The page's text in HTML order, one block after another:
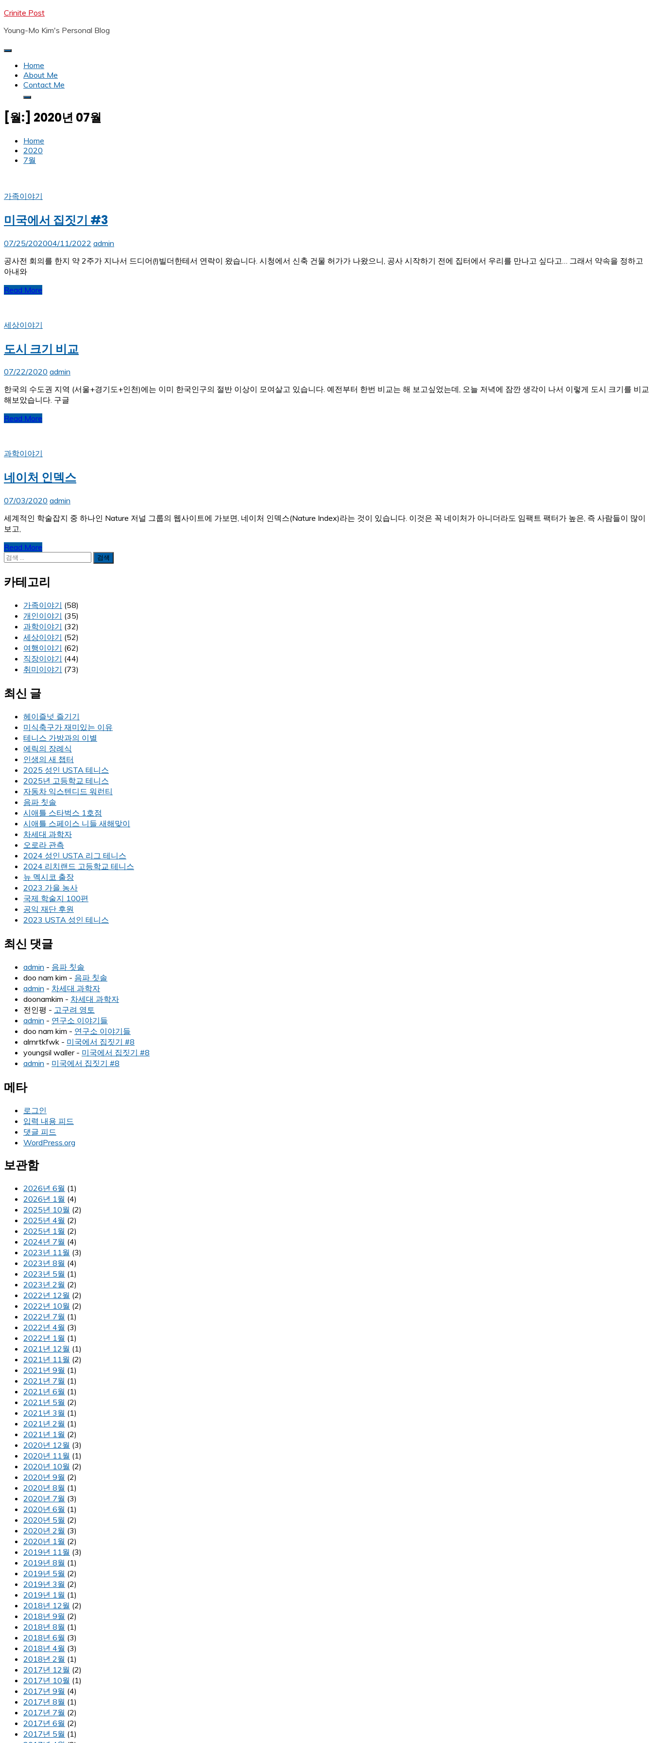
Skip
content
Crinite Post
Young-Mo Kim's Personal Blog
Home
About Me
Contact Me
[월:] 2020년 07월
Home
2020
7월
가족이야기
미국에서 집짓기 #3
07/25/202004/11/2022 admin
공사전 회의를 한지 약 2주가 지나서 드디어(!)빌더한테서 연락이 왔습니다. 시청에서 신축 건물 허가가 나왔으니, 공사 시작하기 전에 집터에서 우리를 만나고 싶다고… 그래서 약속을 정하고
아내와
Read More
세상이야기
도시 크기 비교
07/22/2020 admin
한국의 수도권 지역 (서울+경기도+인천)에는 이미 한국인구의 절반 이상이 모여살고 있습니다. 예전부터 한번 비교는 해 보고싶었는데, 오늘 저녁에 잠깐 생각이 나서 이렇게 도시 크기를 비교
해보았습니다. 구글
Read More
과학이야기
네이처 인덱스
07/03/2020 admin
세계적인 학술잡지 중 하나인 Nature 저널 그룹의 웹사이트에 가보면, 네이처 인덱스(Nature Index)라는 것이 있습니다. 이것은 꼭 네이처가 아니더라도 임팩트 팩터가 높은, 즉 사람들이 많이
보고,
Read More
검
카테고리
가족이야기 (58)
개인이야기 (35)
과학이야기 (32)
세상이야기 (52)
여행이야기 (62)
직장이야기 (44)
취미이야기 (73)
최신 글
헤이즐넛 즐기기
미식축구가 재미있는 이유
테니스 가방과의 이별
에릭의 장례식
인생의 새 챕터
2025 성인 USTA 테니스
2025년 고등학교 테니스
자동차 익스텐디드 워런티
음파 칫솔
시애틀 스타벅스 1호점
시애틀 스페이스 니들 새해맞이
차세대 과학자
오로라 관측
2024 성인 USTA 리그 테니스
2024 리치랜드 고등학교 테니스
뉴 멕시코 출장
2023 가을 농사
국제 학술지 100편
공익 재단 후원
2023 USTA 성인 테니스
최신 댓글
admin - 음파 칫솔
doo nam kim - 음파 칫솔
admin - 차세대 과학자
doonamkim - 차세대 과학자
전인평 - 고구려 영토
admin - 연구소 이야기들
doo nam kim - 연구소 이야기들
alrnrtkfwk - 미국에서 집짓기 #8
youngsil waller- 미국에서 집짓기 #8
admin - 미국에서 집짓기 #8
메타
로그인
입력 내용 피드
댓글 피드
WordPress.org
보관함
2026년 6월 (1)
2026년 1월 (4)
2025년 10월 (2)
2025년 4월 (2)
2025년 1월 (2)
2024년 7월 (4)
2023년 11월 (3)
2023년 8월 (4)
2023년 5월 (1)
2023년 2월 (2)
2022년 12월 (2)
2022년 10월 (2)
2022년 7월 (1)
2022년 4월 (3)
2022년 1월 (1)
2021년 12월 (1)
2021년 11월 (2)
2021년 9월 (1)
2021년 7월 (1)
2021년 6월 (1)
2021년 5월 (2)
2021년 3월 (1)
2021년 2월 (1)
2021년 1월 (2)
2020년 12월 (3)
2020년 11월 (1)
2020년 10월 (2)
2020년 9월 (2)
2020년 8월 (1)
2020년 7월 (3)
2020년 6월 (1)
2020년 5월 (2)
2020년 2월 (3)
2020년 1월 (2)
2019년 11월 (3)
2019년 8월 (1)
2019년 5월 (2)
2019년 3월 (2)
2019년 1월 (1)
2018년 12월 (2)
2018년 9월 (2)
2018년 8월 (1)
2018년 6월 (3)
2018년 4월 (3)
2018년 2월 (1)
2017년 12월 (2)
2017년 10월 (1)
2017년 9월 (4)
2017년 8월 (1)
2017년 7월 (2)
2017년 6월 (2)
2017년 5월 (1)